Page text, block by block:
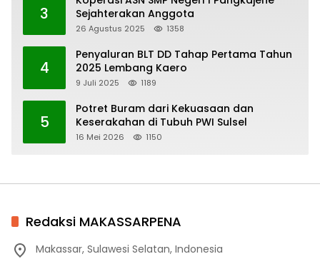
3
Sejahterakan Anggota
26 Agustus 2025 1358
4
Penyaluran BLT DD Tahap Pertama Tahun
2025 Lembang Kaero
9 Juli 2025 1189
5
Potret Buram dari Kekuasaan dan
Keserakahan di Tubuh PWI Sulsel
16 Mei 2026 1150
Redaksi MAKASSARPENA
Makassar, Sulawesi Selatan, Indonesia